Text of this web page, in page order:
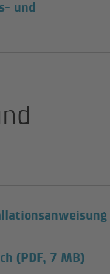
und
(PDF, 7 MB)